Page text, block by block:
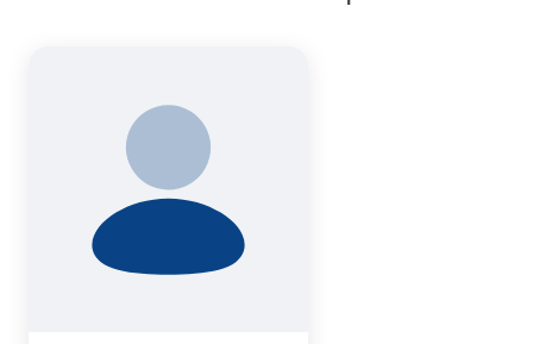
Asesores de Despacho
Despacho
Subdependencia:
Despacho del